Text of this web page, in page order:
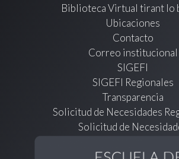
Biblioteca Virtual tirant lo
Ubicaciones
Contacto
Correo institucional
SIGEFI
SIGEFI Regionales
Transparencia
Solicitud de Necesidades
Solicitud de